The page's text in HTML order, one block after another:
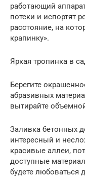
работающий
потеки и испортят
расстояние, на
крапинку».
Яркая тропинка в
Берегите
абразивных
вытирайте
Заливка бетонных
интересный и
красивые аллеи,
доступные
будете любоваться